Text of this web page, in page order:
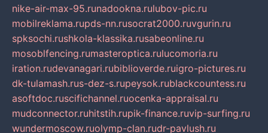
nike-air-max-95.runadookna.rulubov-pic.ru
mobilreklama.rupds-nn.rusocrat2000.ruvgurin.ru
spksochi.rushkola-klassika.rusabeonline.ru
mosoblfencing.rumasteroptica.rulucomoria.ru
iration.rudevanagari.rubiblioverde.ruigro-pictures.ru
dk-tulamash.rus-dez-s.rupeysok.rublackcountess.ru
asoftdoc.ruscifichannel.ruocenka-appraisal.ru
mudconnector.ruhitstih.rupik-finance.ruvip-surfing.ru
wundermoscow.ruolymp-clan.rudr-pavlush.ru